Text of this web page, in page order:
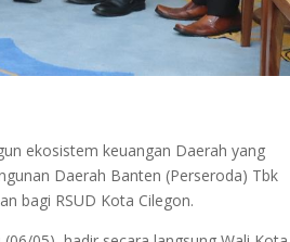
ekosistem keuangan Daerah yang
Daerah Banten (Perseroda) Tbk
bagi RSUD Kota Cilegon.